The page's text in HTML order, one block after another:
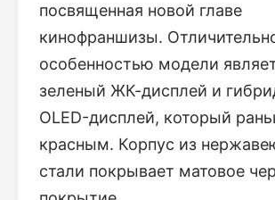
посвященная новой главе
кинофраншизы.
особенностью модели
зеленый ЖК-дисплей и
OLED-дисплей, который
красным. Корпус из
стали покрывает матовое